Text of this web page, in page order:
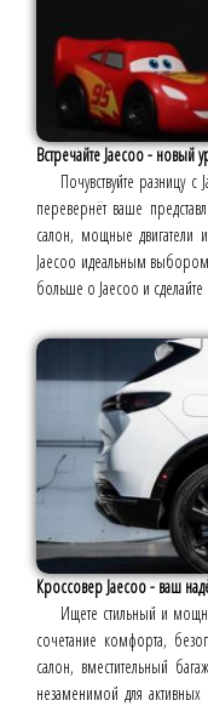
Встречайте Jaecoo - новый
Почувствуйте
перевернёт ваше
салон, мощные
Jaecoo идеальным выбором
больше о Jaecoo и сделайте
Кроссовер Jaecoo - ваш
Ищете стильный и
сочетание комфорта,
салон, вместительный
незаменимой для